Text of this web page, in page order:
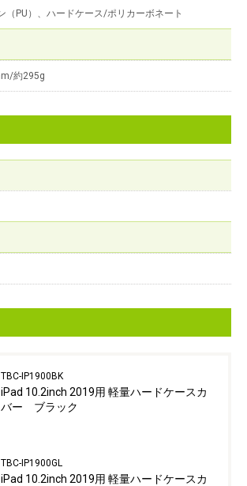
（PU）、ハードケース/ポリカーボネート
約295g
TBC-IP1900BK
iPad 10.2inch 2019用 軽量ハードケースカ
バー ブラック
TBC-IP1900GL
iPad 10.2inch 2019用 軽量ハードケースカ